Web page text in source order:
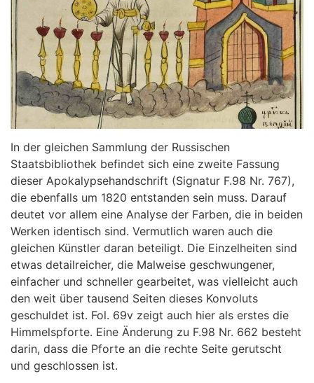
In der gleichen Sammlung der Russischen
Staatsbibliothek befindet sich eine zweite Fassung
dieser Apokalypsehandschrift (Signatur F.98 Nr. 767),
die ebenfalls um 1820 entstanden sein muss. Darauf
deutet vor allem eine Analyse der Farben, die in beiden
Werken identisch sind. Vermutlich waren auch die
gleichen Künstler daran beteiligt. Die Einzelheiten sind
etwas detailreicher, die Malweise geschwungener,
einfacher und schneller gearbeitet, was vielleicht auch
den weit über tausend Seiten dieses Konvoluts
geschuldet ist. Fol. 69v zeigt auch hier als erstes die
Himmelspforte. Eine Änderung zu F.98 Nr. 662 besteht
darin, dass die Pforte an die rechte Seite gerutscht
und geschlossen ist.